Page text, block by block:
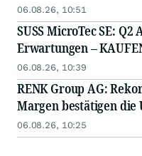
06.08.26, 10:51
SUSS MicroTec SE:
Erwartungen –
06.08.26, 10:39
RENK Group AG:
Margen bestätigen die
06.08.26, 10:25